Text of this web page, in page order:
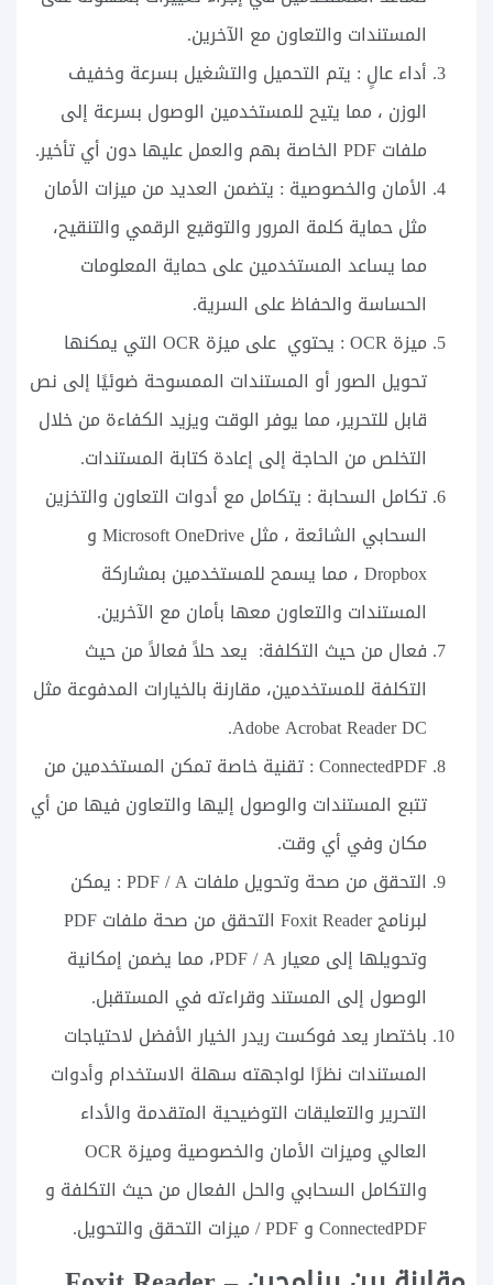
المستندات والتعاون مع الآخرين.
أداء عالٍ : يتم التحميل والتشغيل بسرعة وخفيف
الوزن ، مما يتيح للمستخدمين الوصول بسرعة إلى
ملفات PDF الخاصة بهم والعمل عليها دون أي تأخير.
الأمان والخصوصية : يتضمن العديد من ميزات الأمان
مثل حماية كلمة المرور والتوقيع الرقمي والتنقيح،
مما يساعد المستخدمين على حماية المعلومات
الحساسة والحفاظ على السرية.
ميزة OCR : يحتوي على ميزة OCR التي يمكنها
تحويل الصور أو المستندات الممسوحة ضوئيًا إلى نص
قابل للتحرير، مما يوفر الوقت ويزيد الكفاءة من خلال
التخلص من الحاجة إلى إعادة كتابة المستندات.
تكامل السحابة : يتكامل مع أدوات التعاون والتخزين
السحابي الشائعة ، مثل Microsoft OneDrive و
Dropbox ، مما يسمح للمستخدمين بمشاركة
المستندات والتعاون معها بأمان مع الآخرين.
فعال من حيث التكلفة: يعد حلاً فعالاً من حيث
التكلفة للمستخدمين، مقارنة بالخيارات المدفوعة مثل
Adobe Acrobat Reader DC.
ConnectedPDF : تقنية خاصة تمكن المستخدمين من
تتبع المستندات والوصول إليها والتعاون فيها من أي
مكان وفي أي وقت.
التحقق من صحة وتحويل ملفات PDF / A : يمكن
لبرنامج Foxit Reader التحقق من صحة ملفات PDF
وتحويلها إلى معيار PDF / A، مما يضمن إمكانية
الوصول إلى المستند وقراءته في المستقبل.
باختصار يعد فوكست ريدر الخيار الأفضل لاحتياجات
المستندات نظرًا لواجهته سهلة الاستخدام وأدوات
التحرير والتعليقات التوضيحية المتقدمة والأداء
العالي وميزات الأمان والخصوصية وميزة OCR
والتكامل السحابي والحل الفعال من حيث التكلفة و
ConnectedPDF و PDF / ميزات التحقق والتحويل.